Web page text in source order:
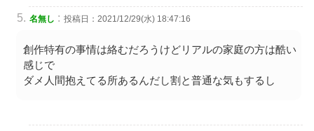
名無し : 投稿日：2021/12/29(水) 18:47:16
創作特有の事情は絡むだろうけどリアルの家庭の方は酷い
感じで
ダメ人間抱えてる所あるんだし割と普通な気もするし